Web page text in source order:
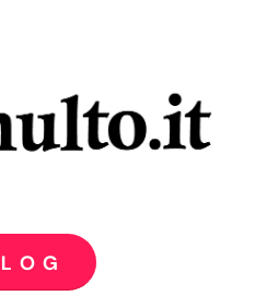
O G